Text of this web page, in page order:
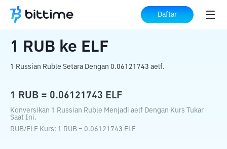
Daftar
Beranda Konverter Kripto ke ELF
1 RUB ke ELF
1 Russian Ruble Setara Dengan 0.06121743 aelf.
1 RUB = 0.06121743 ELF
Konversikan 1 Russian Ruble Menjadi aelf Dengan Kurs Tukar
Saat Ini.
RUB/ELF Kurs: 1 RUB = 0.06121743 ELF